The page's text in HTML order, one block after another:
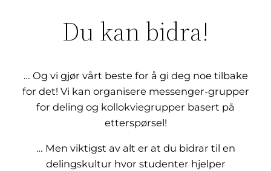
Du kan bidra!
… Og vi gjør vårt beste for å gi deg noe tilbake
for det! Vi kan organisere messenger-grupper
for deling og kollokviegrupper basert på
etterspørsel!
… Men viktigst av alt er at du bidrar til en
delingskultur hvor studenter hjelper